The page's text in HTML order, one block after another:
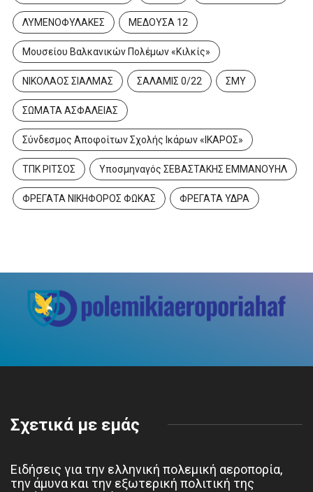
ΛΥΜΕΝΟΦΥΛΑΚΕΣ ΜΕΔΟΥΣΑ 12
Μουσείου Βαλκανικών Πολέμων «Κιλκίς»
ΝΙΚΟΛΑΟΣ ΣΙΑΛΜΑΣ ΣΑΛΑΜΙΣ 0/22 ΣΜΥ
ΣΩΜΑΤΑ ΑΣΦΑΛΕΙΑΣ
Σύνδεσμος Αποφοίτων Σχολής Ικάρων «ΙΚΑΡΟΣ»
ΤΠΚ ΡΙΤΣΟΣ Υποσμηναγός ΣΕΒΑΣΤΑΚΗΣ ΕΜΜΑΝΟΥΗΛ
ΦΡΕΓΑΤΑ ΝΙΚΗΦΟΡΟΣ ΦΩΚΑΣ ΦΡΕΓΑΤΑ ΥΔΡΑ
Σχετικά με εμάς
Ειδήσεις για την ελληνική πολεμική αεροπορία,
την άμυνα και την εξωτερική πολιτική της